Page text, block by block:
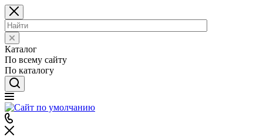
Каталог
По всему сайту
По каталогу